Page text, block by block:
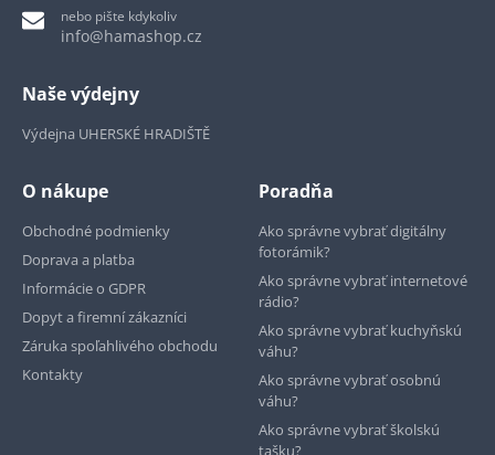
nebo pište kdykoliv
info@hamashop.cz
Naše výdejny
Výdejna UHERSKÉ HRADIŠTĚ
O nákupe
Obchodné podmienky
Doprava a platba
Informácie o GDPR
Dopyt a firemní zákazníci
Záruka spoľahlivého obchodu
Kontakty
Poradňa
Ako správne vybrať digitálny
fotorámik?
Ako správne vybrať internetové
rádio?
Ako správne vybrať kuchyňskú
váhu?
Ako správne vybrať osobnú
váhu?
Ako správne vybrať školskú
tašku?